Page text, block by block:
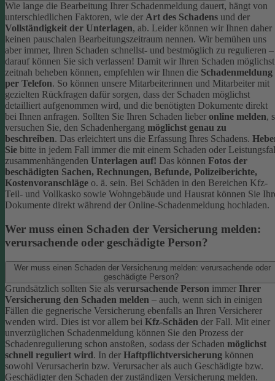
Wie lange die Bearbeitung Ihrer Schadenmeldung dauert, hängt von
unterschiedlichen Faktoren, wie der Art des Schadens und der
Vollständigkeit der Unterlagen, ab. Leider können wir Ihnen daher
keinen pauschalen Bearbeitungszeitraum nennen. Wir bemühen uns
aber immer, Ihren Schaden schnellst- und bestmöglich zu regulieren –
darauf können Sie sich verlassen! Damit wir Ihren Schaden möglichst
zeitnah beheben können, empfehlen wir Ihnen die Schadenmeldung
per Telefon. So können unsere Mitarbeiterinnen und Mitarbeiter mit
gezielten Rückfragen dafür sorgen, dass der Schaden möglichst
detailliert aufgenommen wird, und die benötigten Dokumente direkt
bei Ihnen anfragen. Sollten Sie Ihren Schaden lieber online melden,
versuchen Sie, den Schadenhergang möglichst genau zu
beschreiben. Das erleichtert uns die Erfassung Ihres Schadens.
Sie bitte in jedem Fall immer die mit einem Schaden oder
zusammenhängenden Unterlagen auf! Das können Fotos der
beschädigten Sachen, Rechnungen, Befunde, Polizeiberichte,
Kostenvoranschläge o. ä. sein. Bei Schäden in den Bereichen Kfz-
Teil- und Vollkasko sowie Wohngebäude und Hausrat können Sie
Dokumente direkt während der Online-Schadenmeldung hochladen.
Wer muss einen Schaden der Versicherung melden:
verursachende oder geschädigte Person?
Wer muss einen Schaden der Versicherung melden: verursachende oder
geschädigte Person?
Grundsätzlich sollten Sie als verursachende Person immer Ihrer
Versicherung den Schaden melden – auch, wenn sich in einigen
Fällen die gegnerische Versicherung ebenfalls an Ihren Versicherer
wenden wird. Dies ist vor allem bei Kfz-Schäden der Fall. Mit einer
unverzüglichen Schadenmeldung können Sie den Prozess der
Schadenregulierung schon anstoßen, sodass der Schaden möglichst
schnell reguliert wird. In der Haftpflichtversicherung können
sowohl Verursacherin bzw. Verursacher als auch Geschädigte bzw.
Geschädigter den Schaden der zuständigen Versicherung melden.